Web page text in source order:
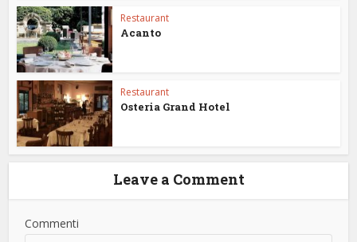
Restaurant
Acanto
Restaurant
Osteria Grand Hotel
Leave a Comment
Commenti